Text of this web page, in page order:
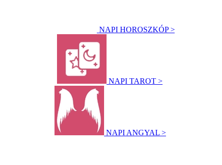
NAPI HOROSZKÓP >
NAPI TAROT >
NAPI ANGYAL >